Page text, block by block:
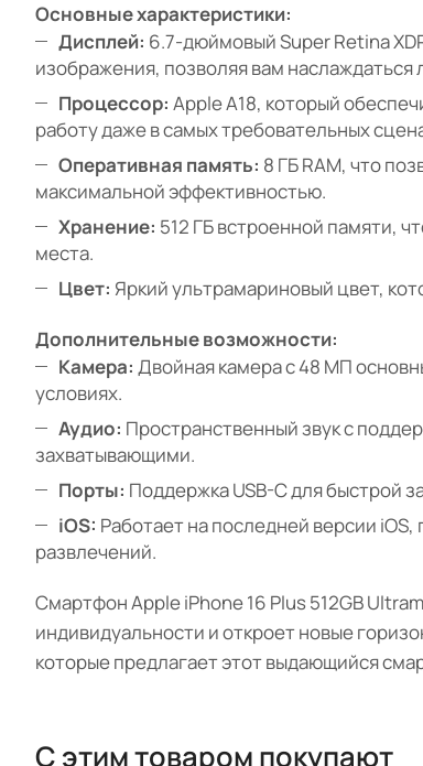
Основные характеристики:
Дисплей: 6.7-дюймовый Super Retina
изображения, позволяя вам
Процессор: Apple A18, который
работу даже в самых требовательных
Оперативная память: 8 ГБ RAM, что
максимальной эффективностью.
Хранение: 512 ГБ встроенной памяти,
места.
Цвет: Яркий ультрамариновый цвет,
Дополнительные возможности:
Камера: Двойная камера с 48 МП
условиях.
Аудио: Пространственный звук с
захватывающими.
Порты: Поддержка USB-C для быстрой
iOS: Работает на последней версии
развлечений.
Смартфон Apple iPhone 16 Plus 512GB
индивидуальности и откроет новые
которые предлагает этот выдающийся
С этим товаром покупают